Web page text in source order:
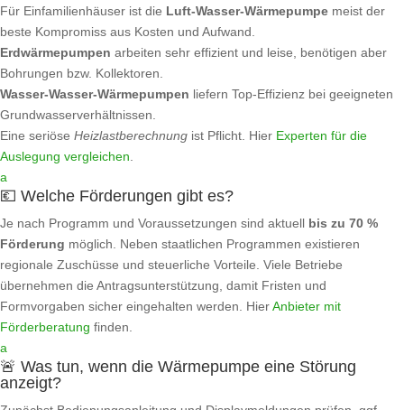
Für Einfamilienhäuser ist die Luft‑Wasser‑Wärmepumpe meist der
beste Kompromiss aus Kosten und Aufwand.
Erdwärmepumpen arbeiten sehr effizient und leise, benötigen aber
Bohrungen bzw. Kollektoren.
Wasser‑Wasser‑Wärmepumpen liefern Top‑Effizienz bei geeigneten
Grundwasserverhältnissen.
Eine seriöse Heizlastberechnung ist Pflicht. Hier Experten für die
Auslegung vergleichen.
a
💶 Welche Förderungen gibt es?
Je nach Programm und Voraussetzungen sind aktuell bis zu 70 %
Förderung möglich. Neben staatlichen Programmen existieren
regionale Zuschüsse und steuerliche Vorteile. Viele Betriebe
übernehmen die Antragsunterstützung, damit Fristen und
Formvorgaben sicher eingehalten werden. HierAnbieter mit
Förderberatung finden.
a
🚨 Was tun, wenn die Wärmepumpe eine Störung
anzeigt?